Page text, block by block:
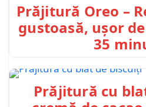
Prăjitură Oreo –
gustoasă, ușor
35
Prăjitură cu